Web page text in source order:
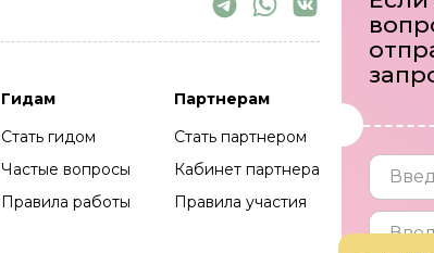
Гидам
Стать гидом
Частые вопросы
Правила работы
Партнерам
Стать партнером
Кабинет партнера
Правила участия